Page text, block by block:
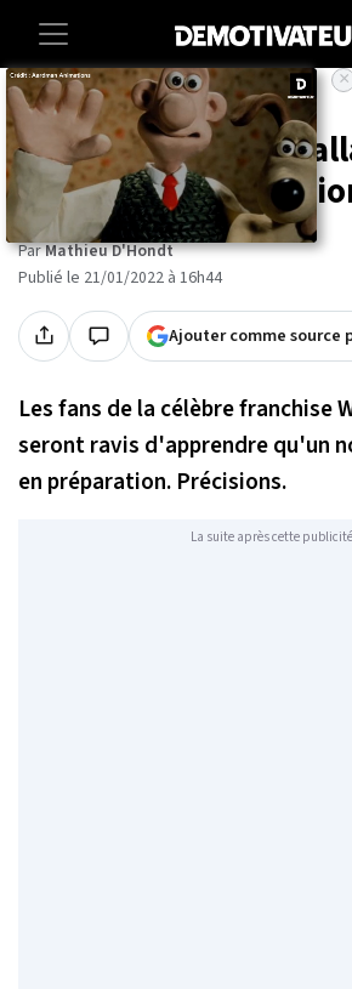
Accueil Entertainment Tele
Un nouveau film
Gromit en
ParMathieu D'Hondt
Publié le 21/01/2022 à 16h44
Ajouter comme source
×
Les fans de la célèbre franchise
seront ravis d'apprendre qu'un
en préparation. Précisions.
La suite après cette publicité